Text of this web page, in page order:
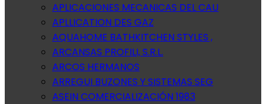
APLICACIONES MECANICAS DEL CAU
APLLICATION DES GAZ
AQUAHOME BATHKITCHEN STYLES ,
ARCANSAS PROFILI, S.R.L.
ARCOS HERMANOS
ARREGUI BUZONES Y SISTEMAS SEG
ASEIN COMERCIALIZACIÓN 1983